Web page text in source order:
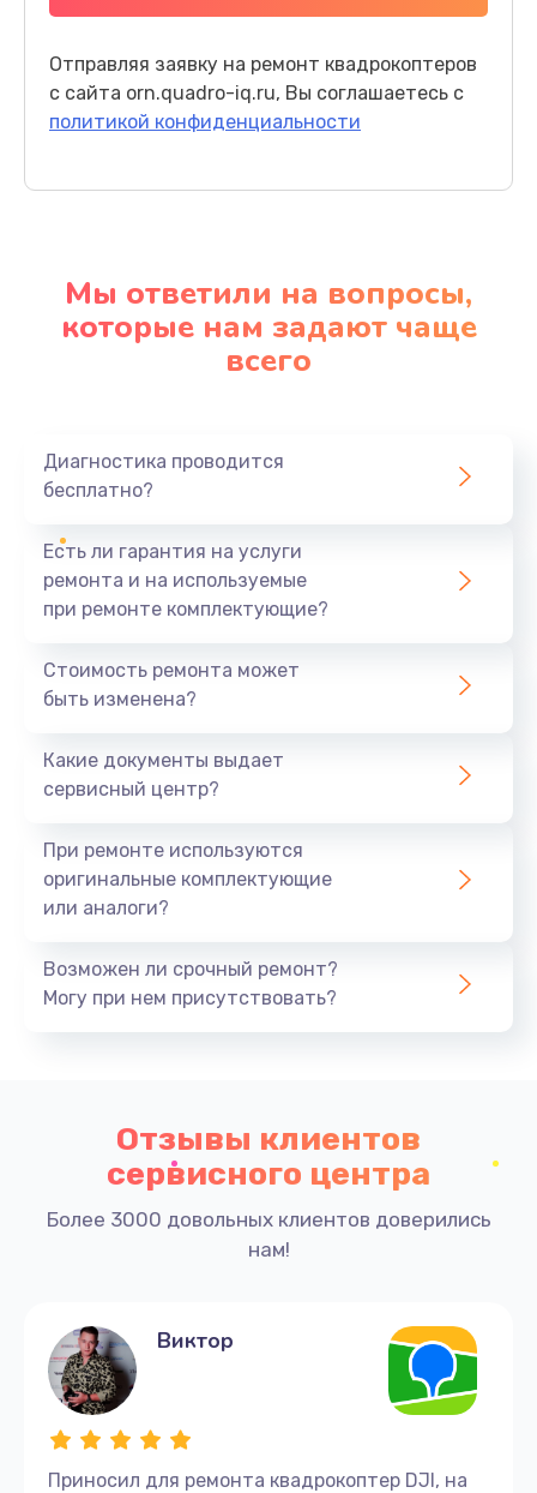
Перед
наличие видимых повреждений и правильное
соединение деталей.
квадрокоптеров
Диагностика неисправностей: Мы
проводим комплексную диагностику для
высококачественные компоненты.
Настройка и обновление:
потребности и обновим программное
обеспечение.
Ремонт после аварии:После столкновения
поврежденные компоненты.
Если ваш квадрокоптер нуждается в ремонте или
Мы находимся по адресу: Салмышская ул., 71. Для
записи на ремонт и получения консультации,
Не откладывайте ремонт на потом – обеспечьте
долгую жизнь вашего устройства уже сегодня!
Отправляя заявку на ремонт квадрокоптеров
с сайта orn.quadro-iq.ru, Вы соглашаетесь с
политикой конфиденциальности
Мы ответили на вопросы,
которые нам задают чаще
всего
Диагностика проводится
бесплатно?
Есть ли гарантия на услуги
ремонта и на используемые
при ремонте комплектующие?
Стоимость ремонта может
быть изменена?
Какие документы выдает
сервисный центр?
При ремонте используются
оригинальные комплектующие
или аналоги?
Возможен ли срочный ремонт?
Могу при нем присутствовать?
Отзывы клиентов
сервисного центра
Более 3000 довольных клиентов доверились
нам!
Приносил для ремонта квадрокоптер DJI, на
Виктор